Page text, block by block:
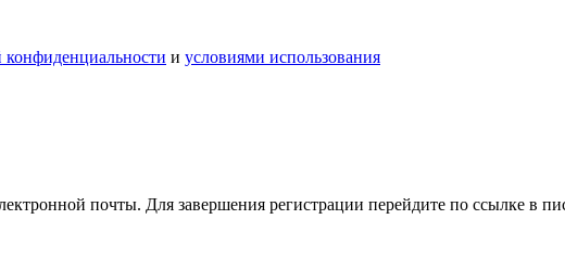
конфиденциальности и условиями использования
почты. Для завершения регистрации перейдите по ссылке в